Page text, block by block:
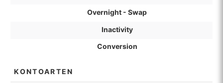
Overnight - Swap
Inactivity
Conversion
KONTOARTEN